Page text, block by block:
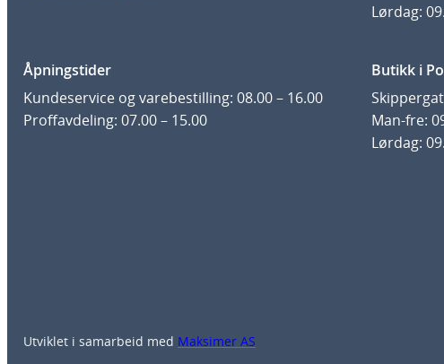
Lørdag:
Åpningstider
Kundeservice og varebestilling: 08.00 – 16.00
Proffavdeling: 07.00 – 15.00
Butikk i
Man-fre:
Lørdag:
Utviklet i samarbeid med Maksimer AS